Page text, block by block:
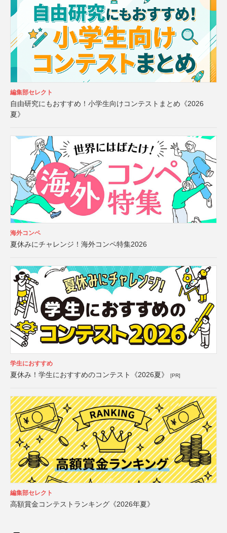
編集部セレクト
自由研究にもおすすめ！小学生向けコンテストまとめ《2026
夏》
海外コンペ
夏休みにチャレンジ！海外コンペ特集2026
学生におすすめ
夏休み！学生におすすめのコンテスト《2026夏》 [PR]
編集部セレクト
高額賞金コンテストランキング《2026年夏》